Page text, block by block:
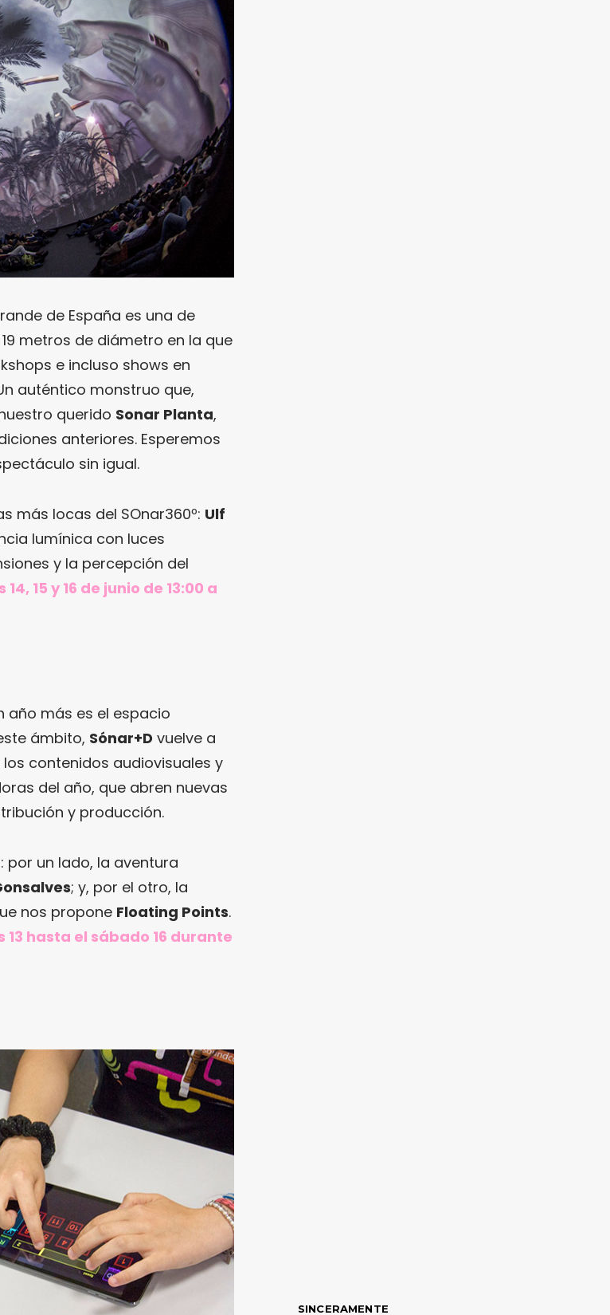
de España es una de
metros de diámetro en la que
e incluso shows en
auténtico monstruo que,
querido Sonar Planta,
anteriores. Esperemos
sin igual.
más locas del SOnar360º: Ulf
lumínica con luces
y la percepción del
15 y 16 de junio de 13:00 a
año más es el espacio
ámbito, Sónar+D vuelve a
contenidos audiovisuales y
del año, que abren nuevas
y producción.
: por un lado, la aventura
; y, por el otro, la
nos propone Floating Points.
hasta el sábado 16 durante
SINCERAMENTE